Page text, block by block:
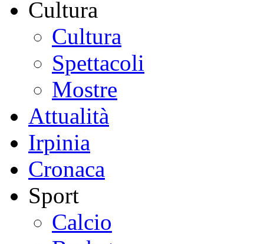
Cultura
Cultura
Spettacoli
Mostre
Attualità
Irpinia
Cronaca
Sport
Calcio